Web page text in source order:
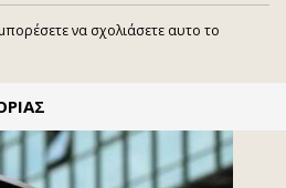
να σχολιάσετε αυτο το